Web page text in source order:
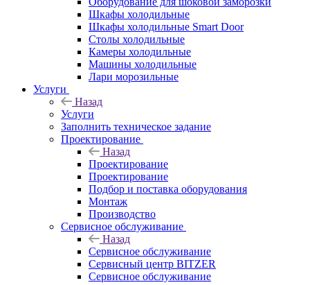
Шкафы холодильные
Шкафы холодильные Smart Door
Столы холодильные
Камеры холодильные
Машины холодильные
Лари морозильные
Услуги
Назад
Услуги
Заполнить техническое задание
Проектирование
Назад
Проектирование
Проектирование
Подбор и поставка оборудования
Монтаж
Производство
Сервисное обслуживание
Назад
Сервисное обслуживание
Сервисный центр BITZER
Сервисное обслуживание